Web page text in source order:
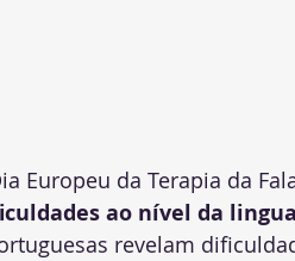
Europeu da Terapia da
ao nível da
revelam